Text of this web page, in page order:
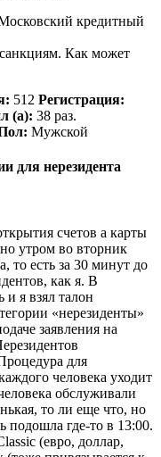
кредитный
Как может
512 Регистрация:
(а): 38 раз.
Мужской
для нерезидента
счетов а карты
утром во вторник
то есть за 30 минут до
как я. В
и я взял талон
«нерезиденты»
заявления на
для
человека уходит
обслуживали
то ли еще что, но
подошла где-то в 13:00.
(евро, доллар,